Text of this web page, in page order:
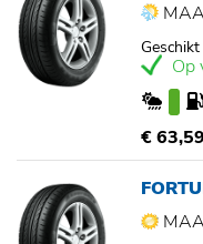
Op
€ 63,59